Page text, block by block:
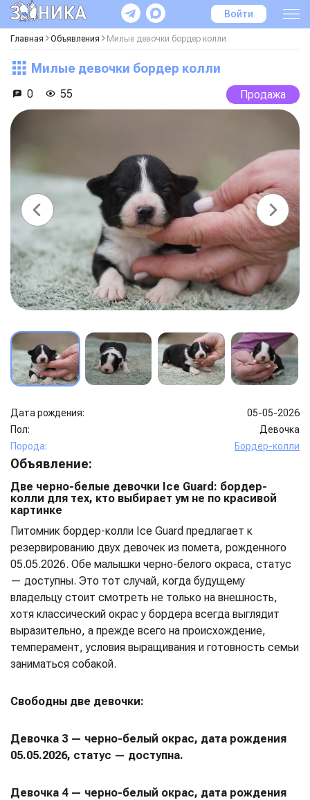
Войти
Главная Объявления Милые девочки бордер колли
Милые девочки бордер колли
0 55 Продажа
Дата рождения:
05-05-2026
Пол:
Девочка
Порода:
Бордер-колли
Объявление:
Две черно-белые девочки Ice Guard: бордер-
колли для тех, кто выбирает ум не по красивой
картинке
Питомник бордер-колли Ice Guard предлагает к
резервированию двух девочек из помета, рожденного
05.05.2026. Обе малышки черно-белого окраса, статус
— доступны. Это тот случай, когда будущему
владельцу стоит смотреть не только на внешность,
хотя классический окрас у бордера всегда выглядит
выразительно, а прежде всего на происхождение,
темперамент, условия выращивания и готовность семьи
заниматься собакой.
Свободны две девочки:
Девочка 3 — черно-белый окрас, дата рождения
05.05.2026, статус — доступна.
Девочка 4 — черно-белый окрас, дата рождения